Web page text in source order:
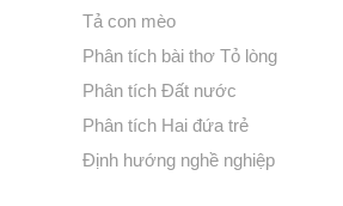
Tả con mèo
Phân tích bài thơ Tỏ lòng
Phân tích Đất nước
Phân tích Hai đứa trẻ
Định hướng nghề nghiệp